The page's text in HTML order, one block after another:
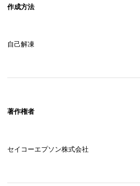
作成方法
自己解凍
著作権者
セイコーエプソン株式会社